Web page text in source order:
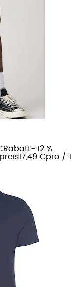
Rabatt- 12 %
17,49 €pro / 1